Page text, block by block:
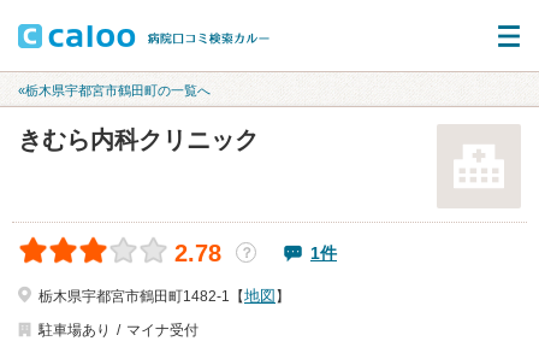
«栃木県宇都宮市鶴田町の一覧へ
きむら内科クリニック
2.78 ？ 1件
栃木県宇都宮市鶴田町1482-1【地図 】
駐車場あり
マイナ受付